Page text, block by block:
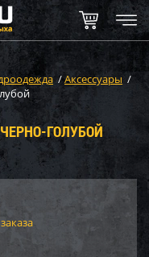
/Аксессуары /
ГОЛУБОЙ